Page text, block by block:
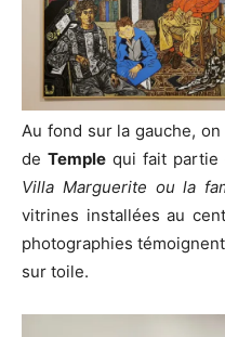
Au fond sur la gauche,
de Templequi fait partie
Villa Marguerite ou la
vitrines installées au
photographies
sur toile.